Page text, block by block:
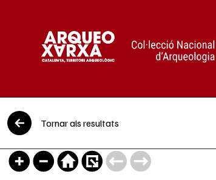
Vés al contingut
Tornar als resultats